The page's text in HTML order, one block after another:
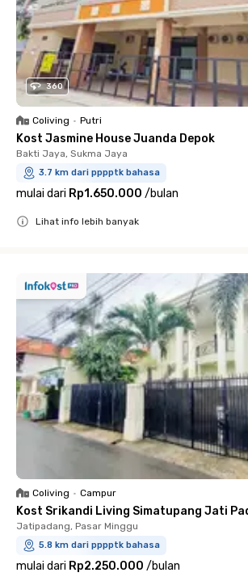
360
Coliving • Putri
Kost Jasmine House Juanda Depok
Bakti Jaya, Sukma Jaya
3.7 km dari pppptk bahasa
mulai dari Rp1.650.000 /bulan
Lihat info lebih banyak
Coliving • Campur
Kost Srikandi Living Simatupang Jati
Jatipadang, Pasar Minggu
5.8 km dari pppptk bahasa
mulai dari Rp2.250.000 /bulan